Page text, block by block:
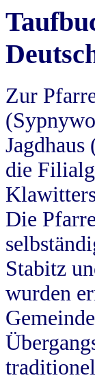
Zur
die
Die
Stabitz
wurden